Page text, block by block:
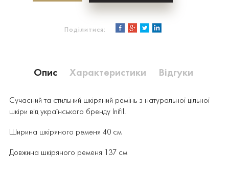
Поділитися:
Опис Характеристики Відгуки
Сучасний та стильний шкіряний ремінь з натуральної цільної
шкіри від українського бренду Inifil.
Ширина шкіряного ременя 40 см
Довжина шкіряного ременя 137 см